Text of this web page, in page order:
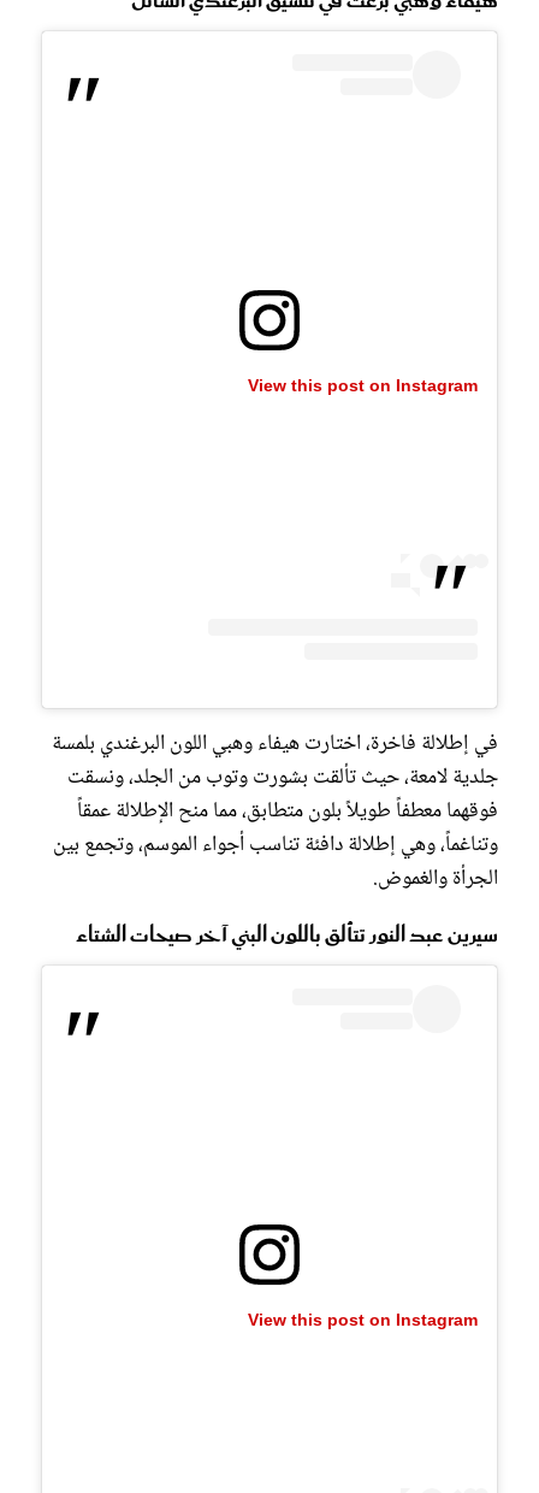
View this post on Instagram
في إطلالة فاخرة، اختارت هيفاء وهبي اللون البرغندي بلمسة
جلدية لامعة، حيث تألقت بشورت وتوب من الجلد، ونسقت
فوقهما معطفاً طويلاً بلون متطابق، مما منح الإطلالة عمقاً
وتناغماً، وهي إطلالة دافئة تناسب أجواء الموسم، وتجمع بين
الجرأة والغموض.
سيرين عبد النور تتألق باللون البني آخر صيحات الشتاء
View this post on Instagram